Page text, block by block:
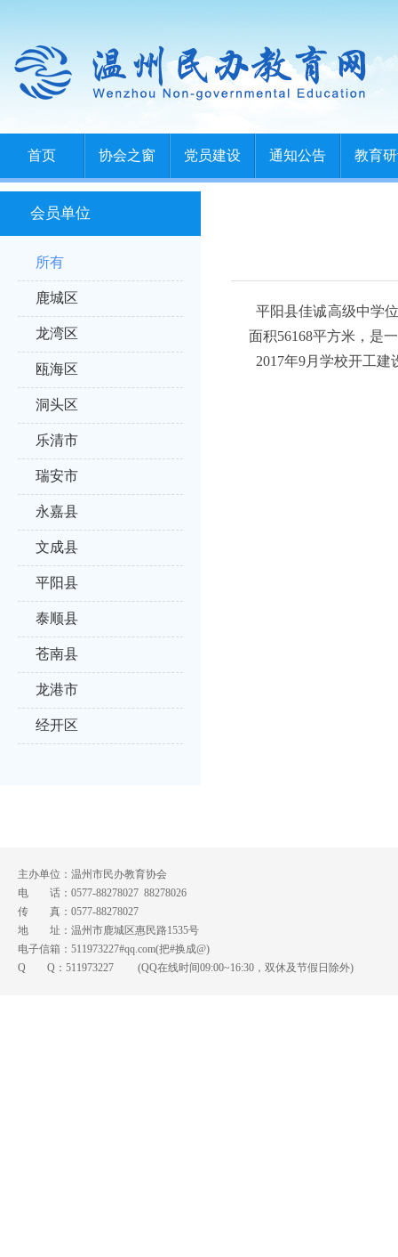
首页 协会之窗 党员建设 通知公告 教育
会员单位
所有
鹿城区
龙湾区
瓯海区
洞头区
乐清市
瑞安市
永嘉县
文成县
平阳县
泰顺县
苍南县
龙港市
经开区
平阳县佳诚高级中学
面积56168平方米，是
2017年9月学校开工建
主办单位：温州市民办教育协会
电 话：0577-88278027 88278026
传 真：0577-88278027
地 址：温州市鹿城区惠民路1535号
电子信箱：511973227#qq.com(把#换成@)
Q Q： 511973227 (QQ在线时间09:00~16:30，双休及节假日除外)